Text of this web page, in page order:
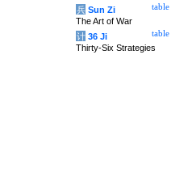
table
兵 Sun Zi
The Art of War
table
计 36 Ji
Thirty-Six Strategies